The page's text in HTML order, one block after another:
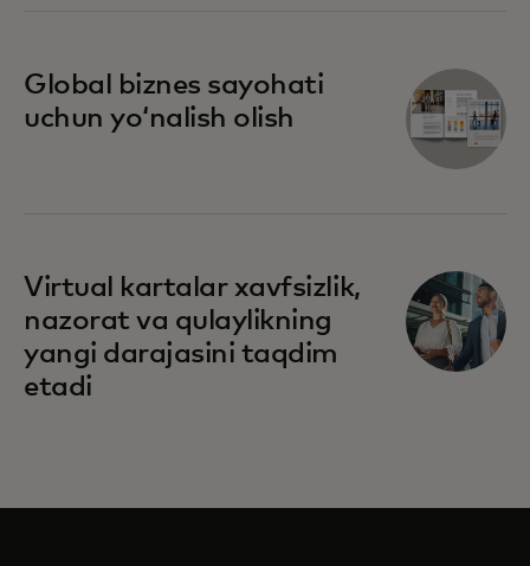
Global biznes sayohati
uchun yoʻnalish olish
Virtual kartalar xavfsizlik,
nazorat va qulaylikning
yangi darajasini taqdim
etadi